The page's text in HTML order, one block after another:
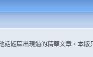
話題區出現過的精華文章，本版